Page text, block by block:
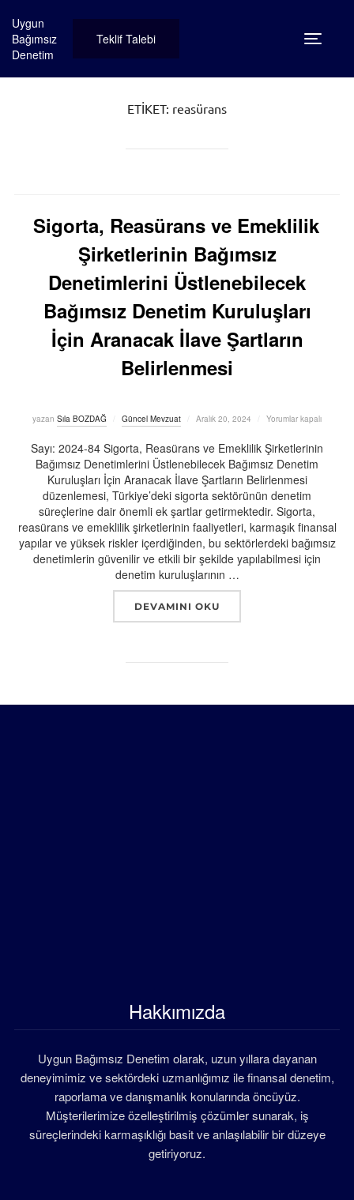
geçUygun
Bağımsız
Denetim
Teklif Talebi Yan
ETIKET: reasürans
Sigorta, Reasürans ve Emeklilik
Şirketlerinin Bağımsız
Denetimlerini Üstlenebilecek
Bağımsız Denetim Kuruluşları
İçin Aranacak İlave Şartların
Belirlenmesi
yazan Sıla BOZDAĞ Güncel Mevzuat
Yayımlanma
Aralık 20, 2024 Yorumlar kapalı
Sayı: 2024-84 Sigorta, Reasürans ve Emeklilik Şirketlerinin
Bağımsız Denetimlerini Üstlenebilecek Bağımsız Denetim
Kuruluşları İçin Aranacak İlave Şartların Belirlenmesi
düzenlemesi, Türkiye’deki sigorta sektörünün denetim
süreçlerine dair önemli ek şartlar getirmektedir. Sigorta,
reasürans ve emeklilik şirketlerinin faaliyetleri, karmaşık finansal
yapılar ve yüksek riskler içerdiğinden, bu sektörlerdeki bağımsız
denetimlerin güvenilir ve etkili bir şekilde yapılabilmesi için
denetim kuruluşlarının …
“SIGORTA, REASÜRANS VE
DEVAMINI OKU
Hakkımızda
Uygun Bağımsız Denetim olarak, uzun yıllara dayanan
deneyimimiz ve sektördeki uzmanlığımız ile finansal denetim,
raporlama ve danışmanlık konularında öncüyüz.
Müşterilerimize özelleştirilmiş çözümler sunarak, iş
süreçlerindeki karmaşıklığı basit ve anlaşılabilir bir düzeye
getiriyoruz.